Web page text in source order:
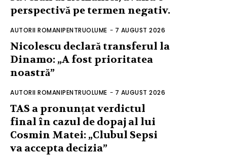
perspectivă pe termen negativ.
AUTORII ROMANIPENTRUOLUME - 7 AUGUST 2026
Nicolescu declară transferul la
Dinamo: „A fost prioritatea
noastră”
AUTORII ROMANIPENTRUOLUME - 7 AUGUST 2026
TAS a pronunțat verdictul
final în cazul de dopaj al lui
Cosmin Matei: „Clubul Sepsi
va accepta decizia”